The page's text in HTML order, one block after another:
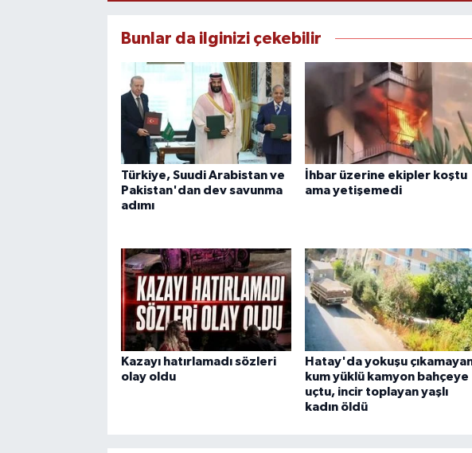
Bunlar da ilginizi çekebilir
Türkiye, Suudi Arabistan ve
Pakistan'dan dev savunma
adımı
İhbar üzerine ekipler koştu
ama yetişemedi
Kazayı hatırlamadı sözleri
olay oldu
Hatay'da yokuşu
kum yüklü kamyon bahçeye
uçtu, incir toplayan yaşlı
kadın öldü